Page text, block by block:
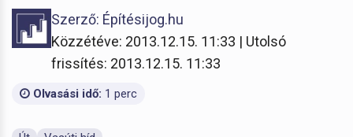
Szerző: Építésijog.hu
Közzétéve: 2013.12.15. 11:33 | Utolsó
frissítés: 2013.12.15. 11:33
Olvasási idő: 1 perc